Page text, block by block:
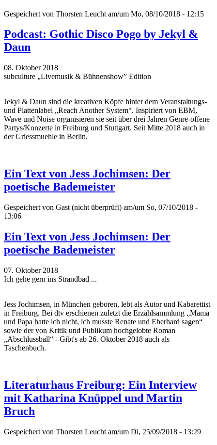
Gespeichert von Thorsten Leucht am/um Mo, 08/10/2018 - 12:15
Podcast: Gothic Disco Pogo by Jekyl &
Daun
08. Oktober 2018
subculture „Livemusik & Bühnenshow” Edition
Jekyl & Daun sind die kreativen Köpfe hinter dem Veranstaltungs-
und Plattenlabel „Reach Another System“. Inspiriert von EBM,
Wave und Noise organisieren sie seit über drei Jahren Genre-offene
Partys/Konzerte in Freiburg und Stuttgart. Seit Mitte 2018 auch in
der Griessmuehle in Berlin.
Ein Text von Jess Jochimsen: Der
poetische Bademeister
Gespeichert von Gast (nicht überprüft) am/um So, 07/10/2018 -
13:06
Ein Text von Jess Jochimsen: Der
poetische Bademeister
07. Oktober 2018
Ich gehe gern ins Strandbad ...
Jess Jochimsen, in München geboren, lebt als Autor und Kabarettist
in Freiburg. Bei dtv erschienen zuletzt die Erzählsammlung „Mama
und Papa hatte ich nicht, ich musste Renate und Eberhard sagen“
sowie der von Kritik und Publikum hochgelobte Roman
„Abschlussball“ - Gibt's ab 26. Oktober 2018 auch als
Taschenbuch.
Literaturhaus Freiburg: Ein Interview
mit Katharina Knüppel und Martin
Bruch
Gespeichert von Thorsten Leucht am/um Di, 25/09/2018 - 13:29